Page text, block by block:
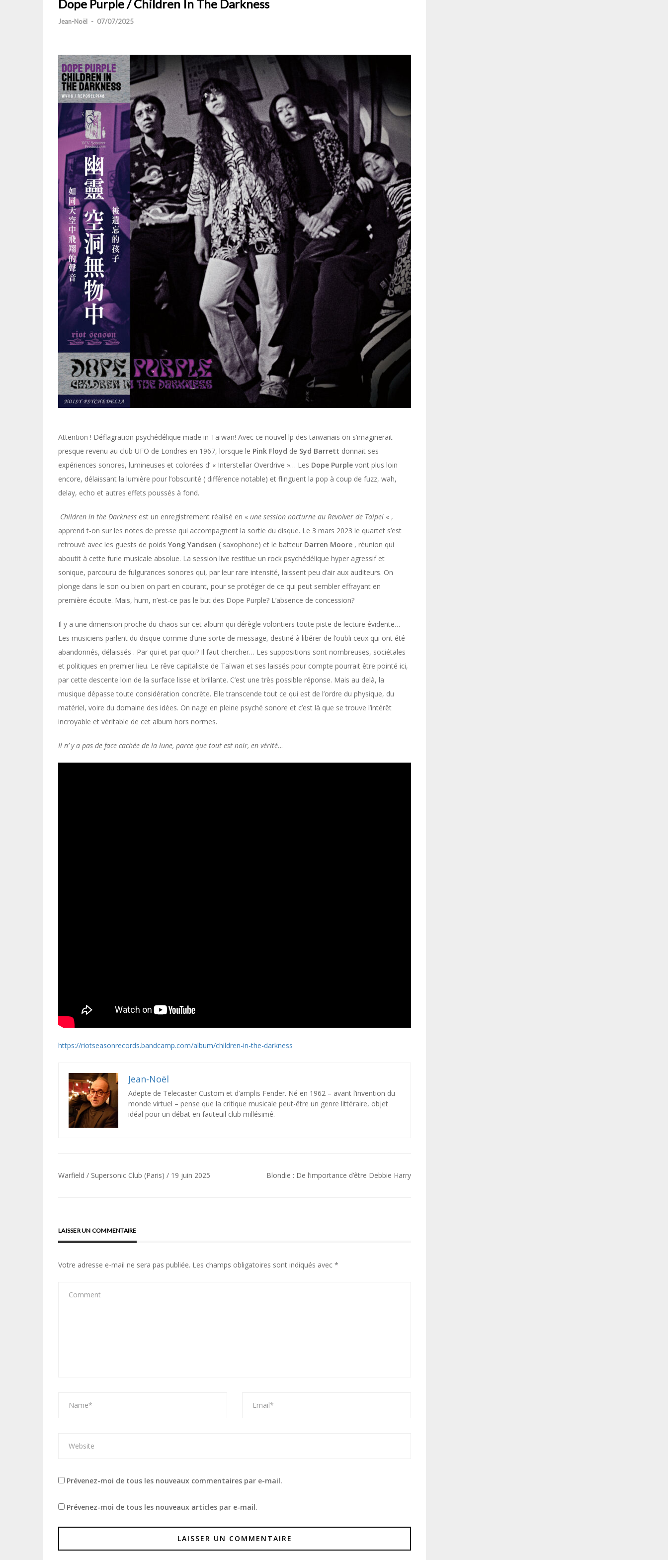
Dope Purple / Children In The Darkness
Jean-Noël - 07/07/2025
Attention ! Déflagration psychédélique made in Taïwan! Avec ce nouvel lp des taïwanais on s’imaginerait
presque revenu au club UFO de Londres en 1967, lorsque le Pink Floyd de Syd Barrett donnait ses
expériences sonores, lumineuses et colorées d’ « Interstellar Overdrive »… Les Dope Purple vont plus loin
encore, délaissant la lumière pour l’obscurité ( différence notable) et flinguent la pop à coup de fuzz, wah,
delay, echo et autres effets poussés à fond.
Children in the Darkness est un enregistrement réalisé en « une session nocturne au Revolver de Taipei « ,
apprend t-on sur les notes de presse qui accompagnent la sortie du disque. Le 3 mars 2023 le quartet s’est
retrouvé avec les guests de poids Yong Yandsen ( saxophone) et le batteur Darren Moore , réunion qui
aboutit à cette furie musicale absolue. La session live restitue un rock psychédélique hyper agressif et
sonique, parcouru de fulgurances sonores qui, par leur rare intensité, laissent peu d’air aux auditeurs. On
plonge dans le son ou bien on part en courant, pour se protéger de ce qui peut sembler effrayant en
première écoute. Mais, hum, n’est-ce pas le but des Dope Purple? L’absence de concession?
Il y a une dimension proche du chaos sur cet album qui dérègle volontiers toute piste de lecture évidente…
Les musiciens parlent du disque comme d’une sorte de message, destiné à libérer de l’oubli ceux qui ont été
abandonnés, délaissés . Par qui et par quoi? Il faut chercher… Les suppositions sont nombreuses, sociétales
et politiques en premier lieu. Le rêve capitaliste de Taïwan et ses laissés pour compte pourrait être pointé ici,
par cette descente loin de la surface lisse et brillante. C’est une très possible réponse. Mais au delà, la
musique dépasse toute considération concrète. Elle transcende tout ce qui est de l’ordre du physique, du
matériel, voire du domaine des idées. On nage en pleine psyché sonore et c’est là que se trouve l’intérêt
incroyable et véritable de cet album hors normes.
Il n’ y a pas de face cachée de la lune, parce que tout est noir, en vérité...
https://riotseasonrecords.bandcamp.com/album/children-in-the-darkness
Jean-Noël
Adepte de Telecaster Custom et d’amplis Fender. Né en 1962 – avant l’invention du
monde virtuel – pense que la critique musicale peut-être un genre littéraire, objet
idéal pour un débat en fauteuil club millésimé.
Navigation
Warfield / Supersonic Club (Paris) / 19 juin 2025 Blondie : De l’importance d’être Debbie Harry
LAISSER UN COMMENTAIRE
Votre adresse e-mail ne sera pas publiée. Les champs obligatoires sont indiqués avec *
Prévenez-moi de tous les nouveaux commentaires par e-mail.
Prévenez-moi de tous les nouveaux articles par e-mail.